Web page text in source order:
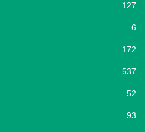
127
6
172
537
52
93